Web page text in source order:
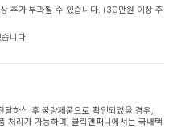
추가 부과될 수 있습니다. (30만원 이상 주
니다.
하신 후 불량제품으로 확인되었을 경우,
처리가 가능하며, 클릭앤퍼니에서는 국내택